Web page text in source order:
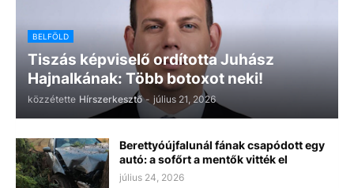
BELFÖLD
Tiszás képviselő ordította Juhász
Hajnalkának: Több botoxot neki!
közzétette Hírszerkesztő - július 21, 2026
Berettyóújfalunál fának csapódott egy
autó: a sofőrt a mentők vitték el
július 24, 2026